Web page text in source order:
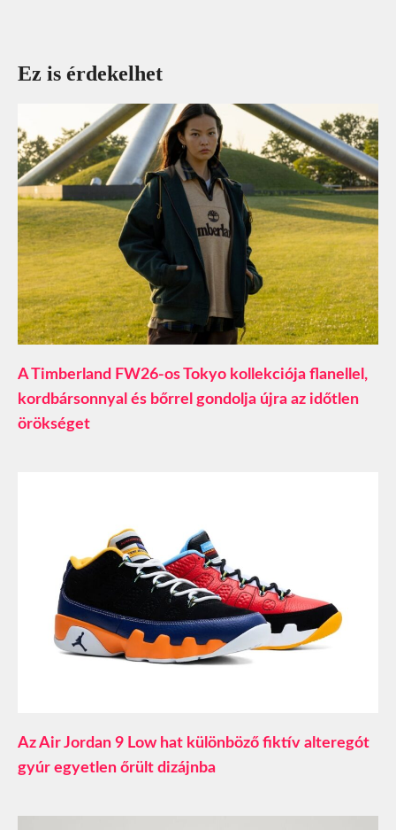
Ez is érdekelhet
A Timberland FW26-os Tokyo kollekciója flanellel,
kordbársonnyal és bőrrel gondolja újra az időtlen
örökséget
Az Air Jordan 9 Low hat különböző fiktív alteregót
gyúr egyetlen őrült dizájnba